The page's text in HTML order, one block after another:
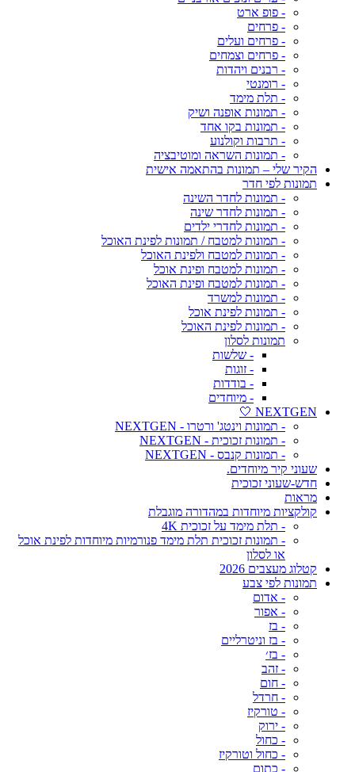
- פופ ארט
- פרחים
- פרחים ועלים
- פרחים וצמחים
- רבנים ויהדות
- רומנטי
- תלת מימד
- תמונות אופנה ושיק
- תמונות בקו אחד
- תרבות וקולנוע
- תמונות השראה ומוטיבציה
הקיר שלי – תמונות בהתאמה אישית
תמונות לפי חדר
- תמונות לחדר השינה
- תמונות לחדר שינה
- תמונות לחדרי ילדים
- תמונות למטבח / תמונות לפינת האוכל
- תמונות למטבח ולפינת האוכל
- תמונות למטבח ופינת אוכל
- תמונות למטבח ופינת האוכל
- תמונות למשרד
- תמונות לפינת אוכל
- תמונות לפינת האוכל
תמונות לסלון
- שלשות
- זוגות
- בודדות
- מיוחדים
NEXTGEN 🤍
- תמונות וינטג' ורטרו - NEXTGEN
- תמונות זכוכית - NEXTGEN
- תמונות קנבס - NEXTGEN
שעוני קיר מיוחדים.
חדש-שעוני זכוכית
מראות
קולקציות מיוחדות במהדורה מוגבלת
- תלת מימד על זכוכית 4K
- תמונות זכוכית תלת מימד פנורמיות מיוחדות לפינת אוכל
או לסלון
קטלוג מעצבים 2026
תמונות לפי צבע
- אדום
- אפור
- בז
- בז וניטרליים
- בז׳
- זהב
- חום
- חרדל
- טורקיז
- ירוק
- כחול
- כחול וטורקיז
- כתום